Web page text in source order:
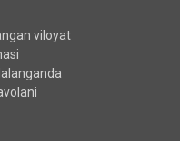
viloyat